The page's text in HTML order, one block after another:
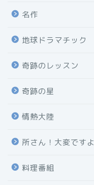
名作
地球ドラマチック
奇跡のレッスン
奇跡の星
情熱大陸
所さん！大変ですよ
料理番組